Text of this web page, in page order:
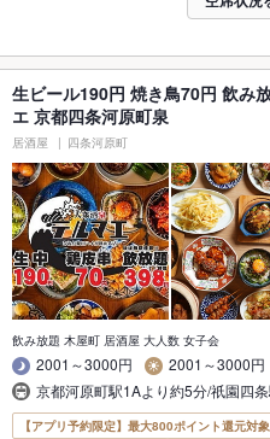
生ビール190円 焼き鳥70円 飲み
エ 京都四条河原町泉
居酒屋 四条河原町
飲み放題 木屋町 居酒屋 大人数 女子会
2001～3000円
2001～3000円
京都河原町駅1Aより約5分/祇園四
【アプリ予約限定】最大800ポイント還元対